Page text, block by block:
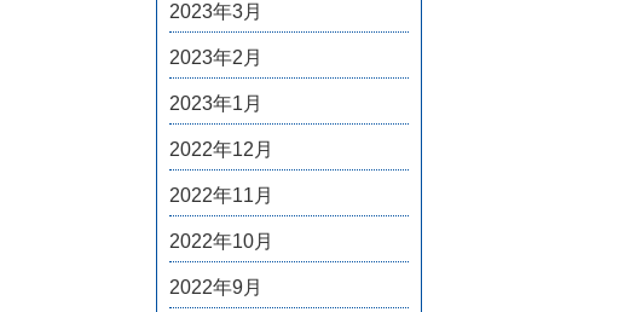
2023年3月
2023年2月
2023年1月
2022年12月
2022年11月
2022年10月
2022年9月